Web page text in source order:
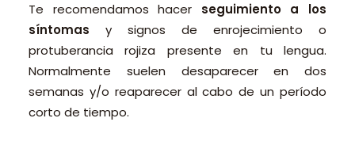
Te recomendamos hacer seguimiento a los
síntomas y signos de enrojecimiento o
protuberancia rojiza presente en tu lengua.
Normalmente suelen desaparecer en dos
semanas y/o reaparecer al cabo de un período
corto de tiempo.